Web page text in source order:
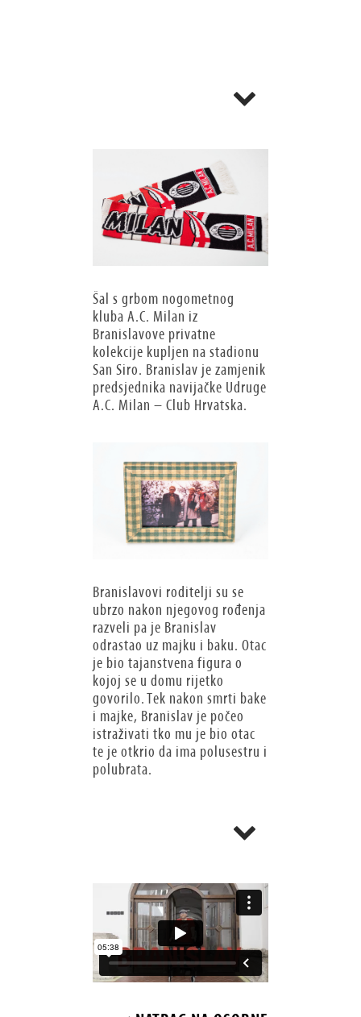
Šal s grbom nogometnog
kluba A.C. Milan iz
Branislavove privatne
kolekcije kupljen na stadionu
San Siro. Branislav je zamjenik
predsjednika navijačke Udruge
A.C. Milan – Club Hrvatska.
Branislavovi roditelji su se
ubrzo nakon njegovog rođenja
razveli pa je Branislav
odrastao uz majku i baku. Otac
je bio tajanstvena figura o
kojoj se u domu rijetko
govorilo. Tek nakon smrti bake
i majke, Branislav je počeo
istraživati tko mu je bio otac
te je otkrio da ima polusestru i
polubrata.